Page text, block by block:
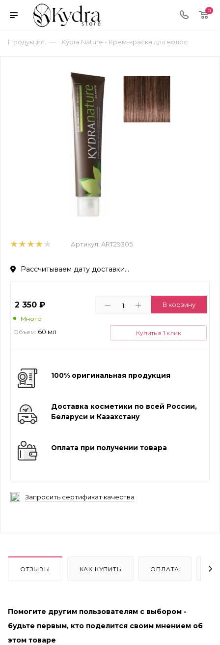
0
Продукция — Kydra Nature - Крем-краска для волос
Артикул: ART29305
Рассчитываем дату доставки...
2 350 ₽
Много
Объем: 60 мл
В корзину
Купить в 1 клик
100% оригинальная продукция
Доставка косметики по всей России,
Беларуси и Казахстану
Оплата при получении товара
Запросить сертификат качества
ОТЗЫВЫ КАК КУПИТЬ ОПЛАТА
Помогите другим пользователям с выбором -
будьте первым, кто поделится своим мнением об
этом товаре